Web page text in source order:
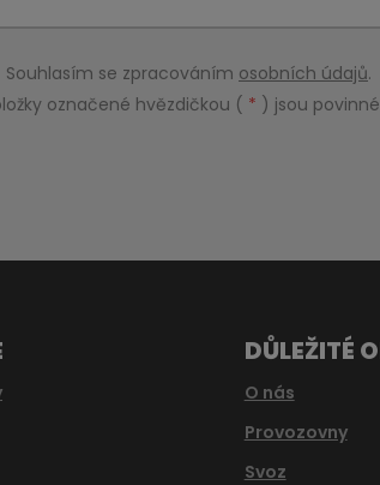
Souhlasím se zpracováním osobních údajů.
označené hvězdičkou ( * ) jsou
DŮLEŽITÉ
O nás
Provozovny
Svoz